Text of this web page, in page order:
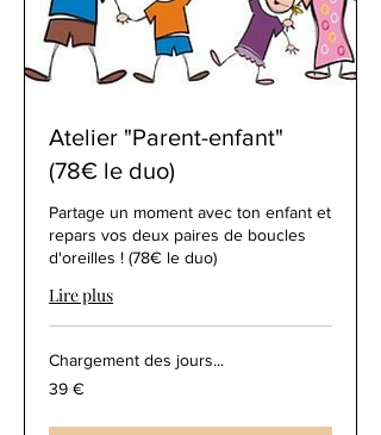
Atelier "Parent-enfant"
(78€ le duo)
Partage un moment avec ton enfant et
repars vos deux paires de boucles
d'oreilles ! (78€ le duo)
Lire plus
Chargement des jours...
39
euros
39 €